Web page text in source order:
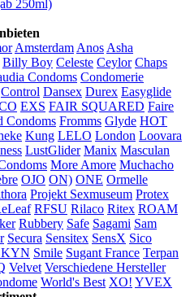
250ml)
Amsterdam Anos Asha
Billy Boy Celeste Ceylor Chaps
Condoms Condomerie
Control Dansex Durex Easyglide
EXS FAIR SQUARED Faire
Condoms Fromms Glyde HOT
Kung LELO London Loovara
LustGlider Manix Masculan
More Amore Muchacho
OJO ON) ONE Ormelle
Projekt Sexmuseum Protex
RFSU Rilaco Ritex ROAM
Rubbery Safe Sagami Sam
Secura Sensitex SensX Sico
Smile Sugant France Terpan
Velvet Verschiedene Hersteller
World's Best XO! YVEX